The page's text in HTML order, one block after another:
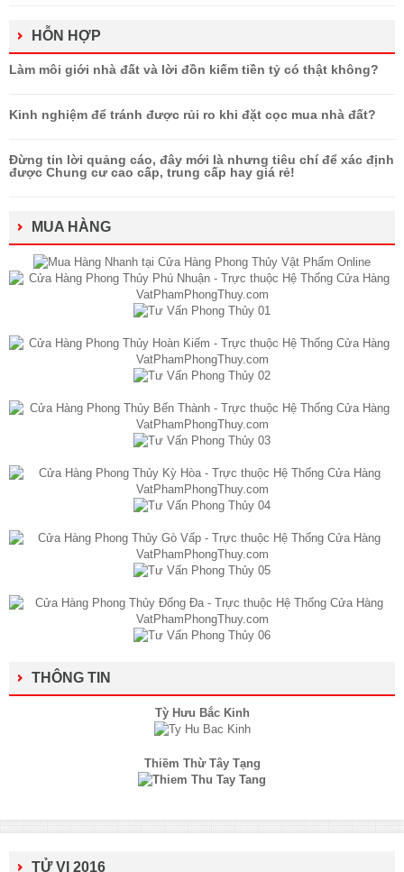
HỖN HỢP
Làm môi giới nhà đất và lời đồn kiếm tiền tỷ có thật không?
Kinh nghiệm để tránh được rủi ro khi đặt cọc mua nhà đất?
Đừng tin lời quảng cáo, đây mới là nhưng tiêu chí để xác định
được Chung cư cao cấp, trung cấp hay giá rẻ!
MUA HÀNG
THÔNG TIN
Tỳ Hưu Bắc Kinh
Thiềm Thừ Tây Tạng
TỬ VI 2016